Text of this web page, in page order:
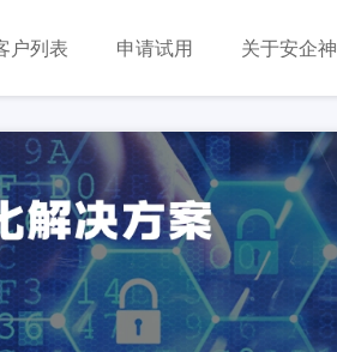
户列表 申请试用 关于安企神